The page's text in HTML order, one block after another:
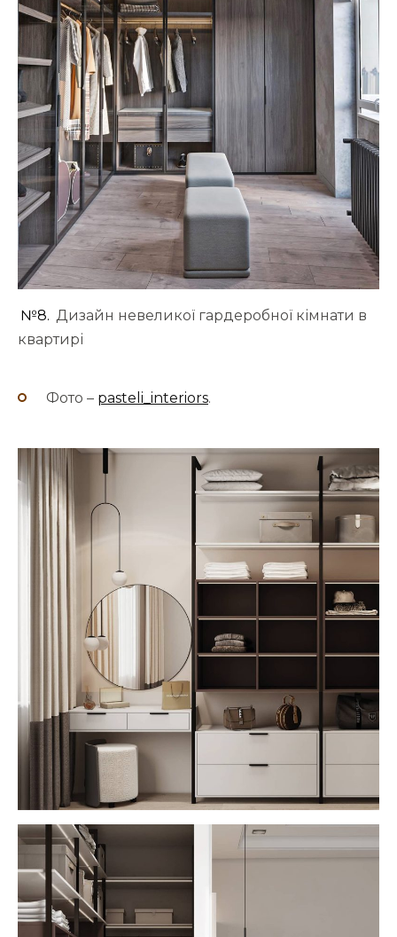
№8. Дизайн невеликої гардеробної кімнати в
квартирі
Фото – pasteli_interiors.